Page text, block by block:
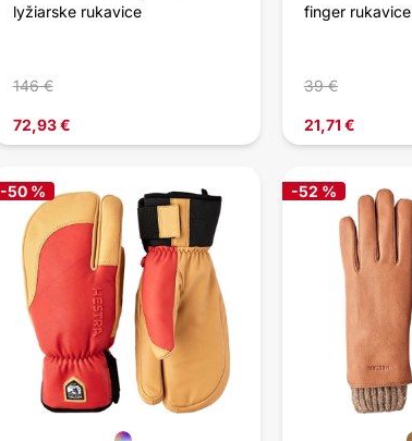
lyžiarske rukavice
146 €
72,93 €
finger rukavice
39 €
21,71 €
-50 % -52 %